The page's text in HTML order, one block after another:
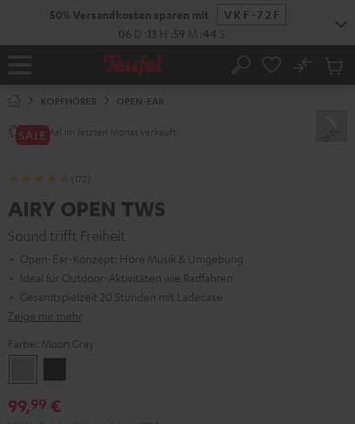
50% Versandkosten sparen mit
VKF-72F
06 D :13 H :59 M :43 S
Startseite Suche
No
KOPFHÖRER OPEN-EAR
240+Mal im letzten Monat verkauft.
SALE
(172)
AIRY OPEN TWS
Sound trifft Freiheit
Open-Ear-Konzept: Höre Musik & Umgebung
Ideal für Outdoor-Aktivitäten wie Radfahren
Gesamtspielzeit 20 Stunden mit Ladecase
Zeige mir mehr
Farbe: Moon Gray
Gray
99,99 €